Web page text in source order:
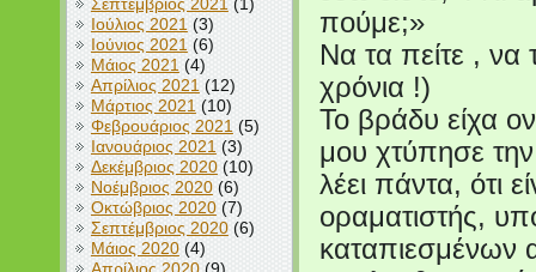
Ιούλιος 2021 (3)
Ιούνιος 2021 (6)
Μάιος 2021 (4)
Απρίλιος 2021 (12)
Μάρτιος 2021 (10)
Φεβρουάριος 2021 (5)
Ιανουάριος 2021 (3)
Δεκέμβριος 2020(10)
Νοέμβριος 2020(6)
Οκτώβριος 2020(7)
Σεπτέμβριος 2020(6)
Μάιος 2020(4)
πούμε;»
Να τα πείτε ,
χρόνια !)
Το βράδυ είχα
μου χτύπησε
λέει πάντα, ότι
οραματιστής,
καταπιεσμένων